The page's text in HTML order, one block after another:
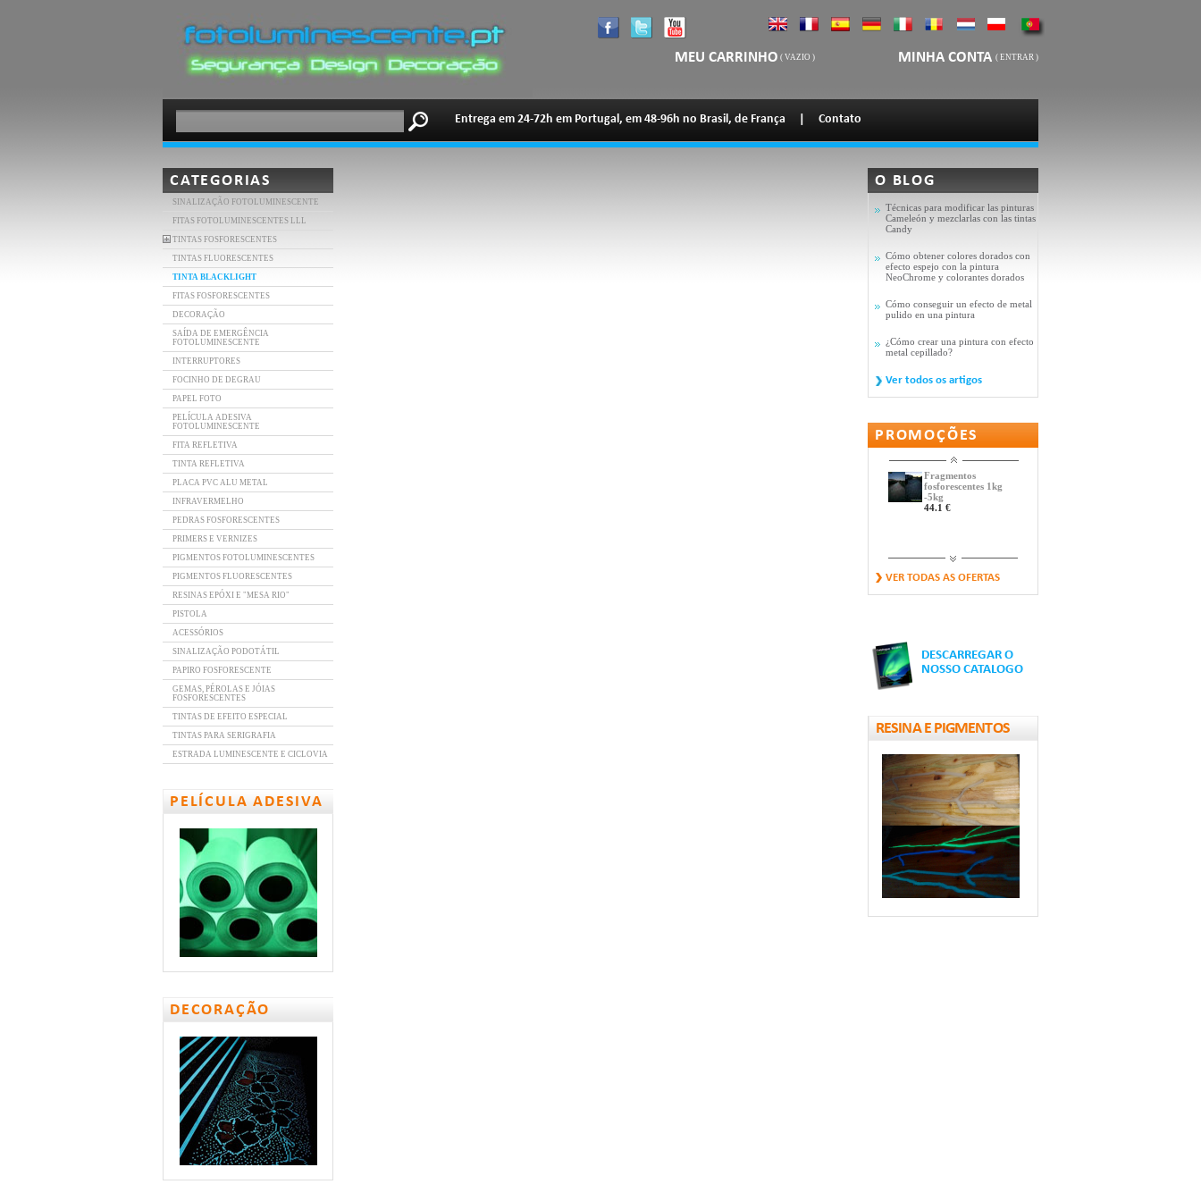
MEU CARRINHO ( VAZIO ) MINHA CONTA ( ENTRAR )
Entrega em 24-72h em Portugal, em 48-96h no Brasil, de França Contato
CATEGORIAS
SINALIZAÇÃO FOTOLUMINESCENTE
FITAS FOTOLUMINESCENTES LLL
TINTAS FOSFORESCENTES
TINTAS FLUORESCENTES
TINTA BLACKLIGHT
FITAS FOSFORESCENTES
DECORAÇÃO
SAÍDA DE EMERGÊNCIA
FOTOLUMINESCENTE
INTERRUPTORES
FOCINHO DE DEGRAU
PAPEL FOTO
PELÍCULA ADESIVA
FOTOLUMINESCENTE
FITA REFLETIVA
TINTA REFLETIVA
PLACA PVC ALU METAL
INFRAVERMELHO
PEDRAS FOSFORESCENTES
PRIMERS E VERNIZES
PIGMENTOS FOTOLUMINESCENTES
PIGMENTOS FLUORESCENTES
RESINAS EPÓXI E "MESA RIO"
PISTOLA
ACESSÓRIOS
SINALIZAÇÃO PODOTÁTIL
PAPIRO FOSFORESCENTE
GEMAS, PÉROLAS E JÓIAS
FOSFORESCENTES
TINTAS DE EFEITO ESPECIAL
TINTAS PARA SERIGRAFIA
ESTRADA LUMINESCENTE E CICLOVIA
PELÍCULA ADESIVA
DECORAÇÃO
O BLOG
Técnicas para modificar las pinturas
Cameleón y mezclarlas con las tintas
Candy
Cómo obtener colores dorados con
efecto espejo con la pintura
NeoChrome y colorantes dorados
Cómo conseguir un efecto de metal
pulido en una pintura
¿Cómo crear una pintura con efecto
metal cepillado?
Ver todos os artigos
PROMOÇÕES
Fragmentos
fosforescentes 1kg
-5kg
44.1 €
ESTRADA (OLHO
Fita fosfo-
retrorrefletiva
Pequenos Seixos
fosforescentes
9.9 €
VER TODAS AS OFERTAS
DESCARREGAR O
NOSSO CATALOGO
RESINA E PIGMENTOS